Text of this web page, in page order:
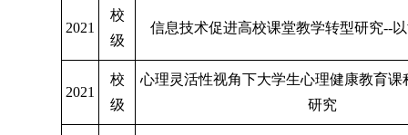
2021
校
级
信息技术促进高校课堂教学转型研究--
2021
校
级
心理灵活性视角下大学生心理健康教育课
研究